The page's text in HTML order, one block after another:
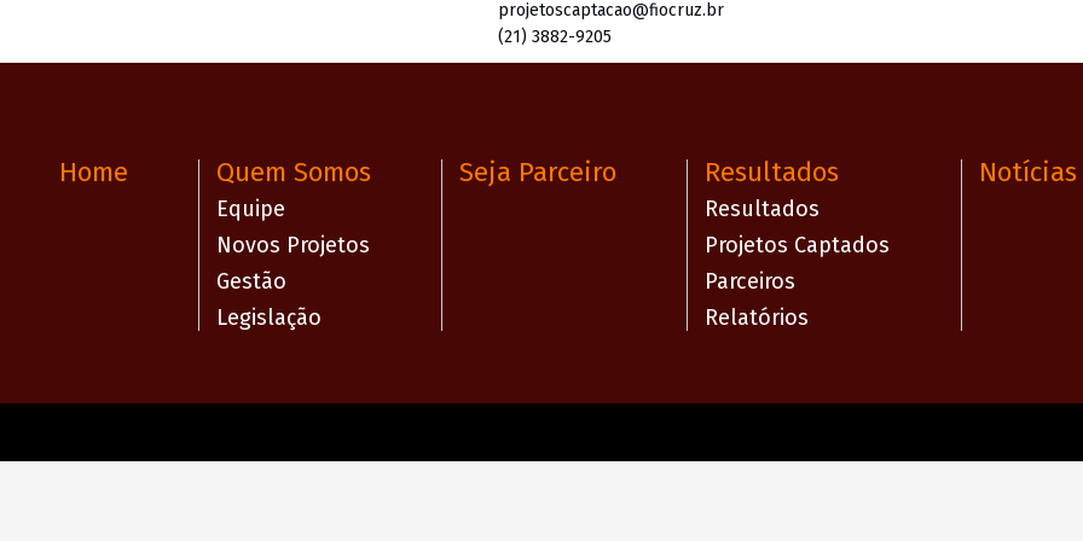
projetoscaptacao@fiocruz.br
(21) 3882-9205
Home Quem Somos
Equipe
Novos Projetos
Gestão
Legislação
Seja Parceiro Resultados
Resultados
Projetos Captados
Parceiros
Relatórios
Notícias